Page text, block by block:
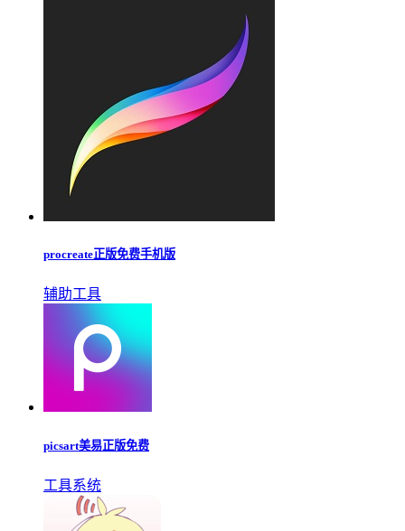
procreate正版免费手机版
辅助工具
picsart美易正版免费
工具系统